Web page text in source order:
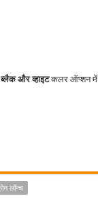
ब्लैक और व्हाइटकलर ऑप्शन में
लॉन्च